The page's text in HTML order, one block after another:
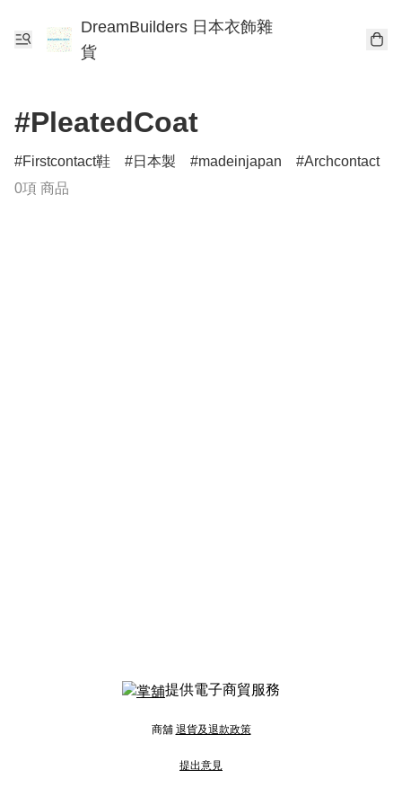
DreamBuilders 日本衣飾雜
貨
#PleatedCoat
Firstcontact鞋 日本製 madeinjapan
Archcontact
0項 商品
提供電子商貿服務
商舖 退貨及退款政策
提出意見